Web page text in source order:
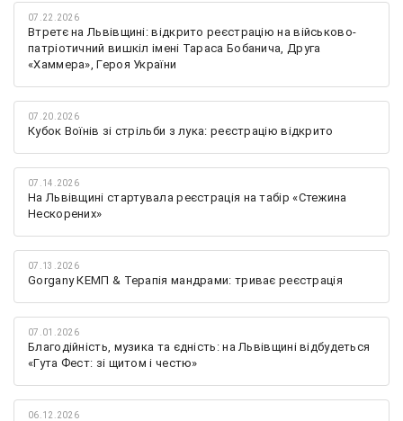
07.22.2026
Втретє на Львівщині: відкрито реєстрацію на військово-
патріотичний вишкіл імені Тараса Бобанича, Друга
«Хаммера», Героя України
07.20.2026
Кубок Воїнів зі стрільби з лука: реєстрацію відкрито
07.14.2026
На Львівщині стартувала реєстрація на табір «Стежина
Нескорених»
07.13.2026
Gorgany КЕМП & Терапія мандрами: триває реєстрація
07.01.2026
Благодійність, музика та єдність: на Львівщині відбудеться
«Гута Фест: зі щитом і честю»
06.12.2026